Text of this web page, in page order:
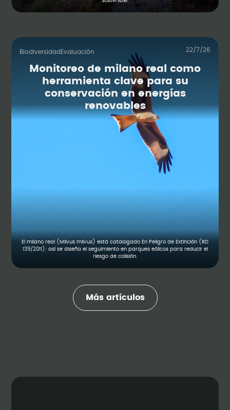
Biodiversidad Evaluación 22/7/26
Monitoreo de milano real como
herramienta clave para su
conservación en energías
renovables
El milano real (Milvus milvus) está catalogado En Peligro de Extinción (RD
139/2011): así se diseña el seguimiento en parques eólicos para reducir el
riesgo de colisión.
Más artículos